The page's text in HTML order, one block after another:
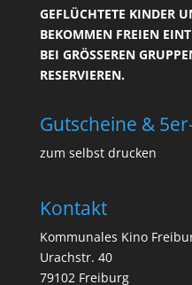
GEFLÜCHTETE KINDER
BEKOMMEN FREIEN
BEI GRÖSSEREN
ESERVIEREN.
Gutscheine &
zum selbst drucken
Kontakt
Kommunales Kino
Urachstr. 40
79102 Freiburg